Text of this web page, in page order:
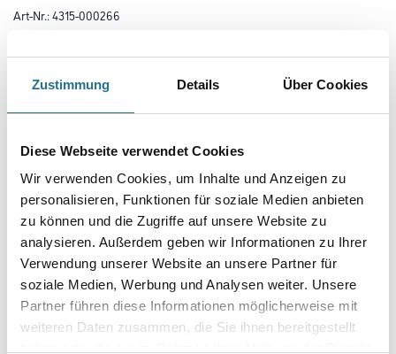
Zustimmung Details Über Cookies
Diese Webseite verwendet Cookies
Wir verwenden Cookies, um Inhalte und Anzeigen zu
personalisieren, Funktionen für soziale Medien anbieten
zu können und die Zugriffe auf unsere Website zu
analysieren. Außerdem geben wir Informationen zu Ihrer
Verwendung unserer Website an unsere Partner für
soziale Medien, Werbung und Analysen weiter. Unsere
Partner führen diese Informationen möglicherweise mit
weiteren Daten zusammen, die Sie ihnen bereitgestellt
Art-Nr.:4315-000266
Strapazierfähige, dreifache Kappnähte an den Beinen und im Schritt
formgeschnittenem Bund sorgt dafür, dass die Hose alle
durch spezielles Design der Vordertaschen. Schräge, geräumige
den Gesäßtaschen und der Zollstocktasche.
Farbtonbezeichnung